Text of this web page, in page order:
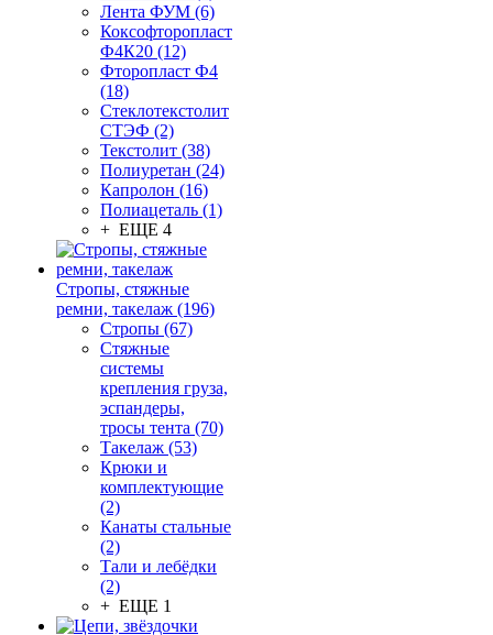
Лента ФУМ (6)
Коксофторопласт
Ф4К20 (12)
Фторопласт Ф4
(18)
Стеклотекстолит
СТЭФ (2)
Текстолит (38)
Полиуретан (24)
Капролон (16)
Полиацеталь (1)
+ ЕЩЕ 4
Стропы, стяжные
ремни, такелаж (196)
Стропы (67)
Стяжные
системы
крепления груза,
эспандеры,
тросы тента (70)
Такелаж (53)
Крюки и
комплектующие
(2)
Канаты стальные
(2)
Тали и лебёдки
(2)
+ ЕЩЕ 1